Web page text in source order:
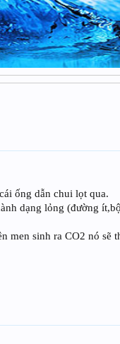
ống dẫn chui lọt qua.
dạng lỏng (đường
men sinh ra CO2 nó sẽ